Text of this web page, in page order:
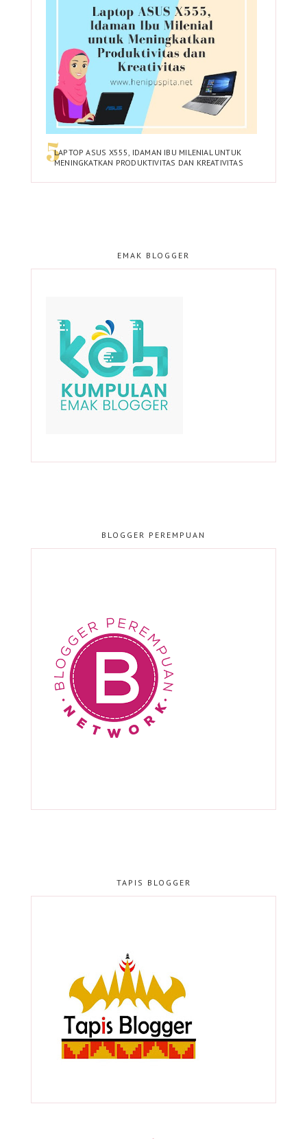
LAPTOP ASUS X555, IDAMAN IBU MILENIAL UNTUK
MENINGKATKAN PRODUKTIVITAS DAN KREATIVITAS
EMAK BLOGGER
BLOGGER PEREMPUAN
TAPIS BLOGGER